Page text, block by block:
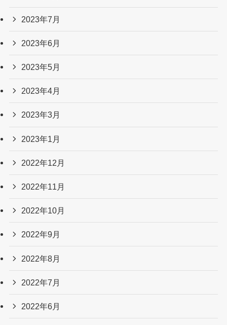
2023年7月
2023年6月
2023年5月
2023年4月
2023年3月
2023年1月
2022年12月
2022年11月
2022年10月
2022年9月
2022年8月
2022年7月
2022年6月